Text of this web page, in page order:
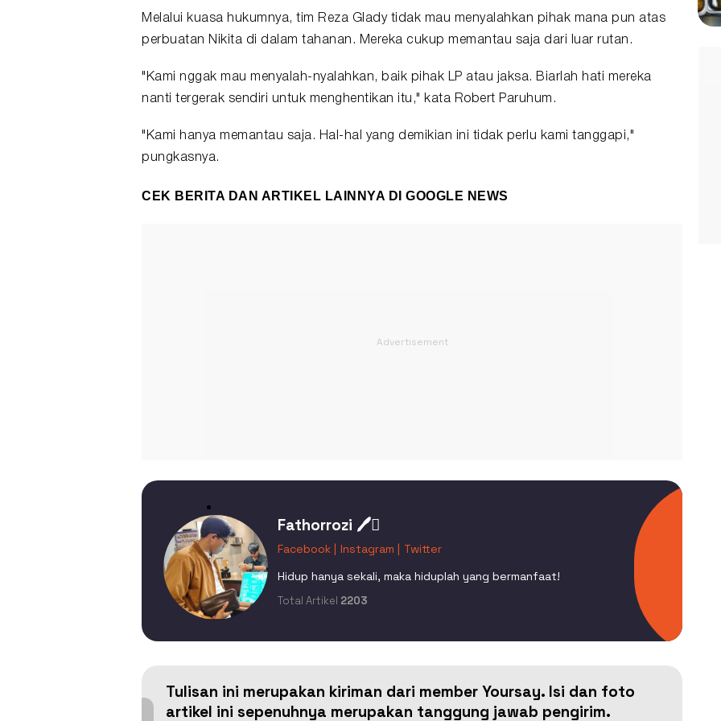
Melalui kuasa hukumnya, tim Reza Glady tidak mau menyalahkan pihak mana pun atas
perbuatan Nikita di dalam tahanan. Mereka cukup memantau saja dari luar rutan.
"Kami nggak mau menyalah-nyalahkan, baik pihak LP atau jaksa. Biarlah hati mereka
nanti tergerak sendiri untuk menghentikan itu," kata Robert Paruhum.
"Kami hanya memantau saja. Hal-hal yang demikian ini tidak perlu kami tanggapi,"
pungkasnya.
CEK BERITA DAN ARTIKEL LAINNYA DI GOOGLE NEWS
Fathorrozi 🖊️
Facebook | Instagram | Twitter
Hidup hanya sekali, maka hiduplah yang bermanfaat!
Total Artikel 2203
Tulisan ini merupakan kiriman dari member Yoursay. Isi dan foto
artikel ini sepenuhnya merupakan tanggung jawab pengirim.